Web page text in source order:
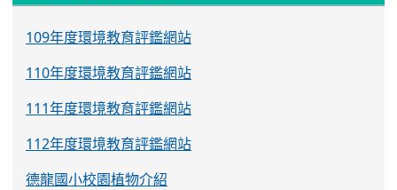
109年度環境教育評鑑網站
110年度環境教育評鑑網站
111年度環境教育評鑑網站
112年度環境教育評鑑網站
德龍國小校園植物介紹